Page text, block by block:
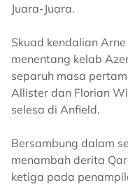
Juara-Juara.
Skuad kendalian
menentang kelab
separuh masa
Allister dan Florian
selesa di Anfield.
Bersambung dalam
menambah derita
ketiga pada